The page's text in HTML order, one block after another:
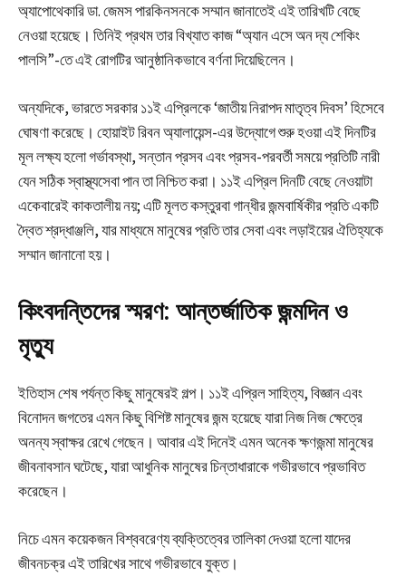
অ্যাপোথেকারি ডা. জেমস পারকিনসনকে সম্মান জানাতেই এই তারিখটি বেছে
নেওয়া হয়েছে। তিনিই প্রথম তার বিখ্যাত কাজ “অ্যান এসে অন দ্য শেকিং
পালসি”-তে এই রোগটির আনুষ্ঠানিকভাবে বর্ণনা দিয়েছিলেন।
অন্যদিকে, ভারতে সরকার ১১ই এপ্রিলকে ‘জাতীয় নিরাপদ মাতৃত্ব দিবস’ হিসেবে
ঘোষণা করেছে। হোয়াইট রিবন অ্যালায়েন্স-এর উদ্যোগে শুরু হওয়া এই দিনটির
মূল লক্ষ্য হলো গর্ভাবস্থা, সন্তান প্রসব এবং প্রসব-পরবর্তী সময়ে প্রতিটি নারী
যেন সঠিক স্বাস্থ্যসেবা পান তা নিশ্চিত করা। ১১ই এপ্রিল দিনটি বেছে নেওয়াটা
একেবারেই কাকতালীয় নয়; এটি মূলত কস্তুরবা গান্ধীর জন্মবার্ষিকীর প্রতি একটি
দ্বৈত শ্রদ্ধাঞ্জলি, যার মাধ্যমে মানুষের প্রতি তার সেবা এবং লড়াইয়ের ঐতিহ্যকে
সম্মান জানানো হয়।
কিংবদন্তিদের স্মরণ: আন্তর্জাতিক জন্মদিন ও
মৃত্যু
ইতিহাস শেষ পর্যন্ত কিছু মানুষেরই গল্প। ১১ই এপ্রিল সাহিত্য, বিজ্ঞান এবং
বিনোদন জগতের এমন কিছু বিশিষ্ট মানুষের জন্ম হয়েছে যারা নিজ নিজ ক্ষেত্রে
অনন্য স্বাক্ষর রেখে গেছেন। আবার এই দিনেই এমন অনেক ক্ষণজন্মা মানুষের
জীবনাবসান ঘটেছে, যারা আধুনিক মানুষের চিন্তাধারাকে গভীরভাবে প্রভাবিত
করেছেন।
নিচে এমন কয়েকজন বিশ্ববরেণ্য ব্যক্তিত্বের তালিকা দেওয়া হলো যাদের
জীবনচক্র এই তারিখের সাথে গভীরভাবে যুক্ত।